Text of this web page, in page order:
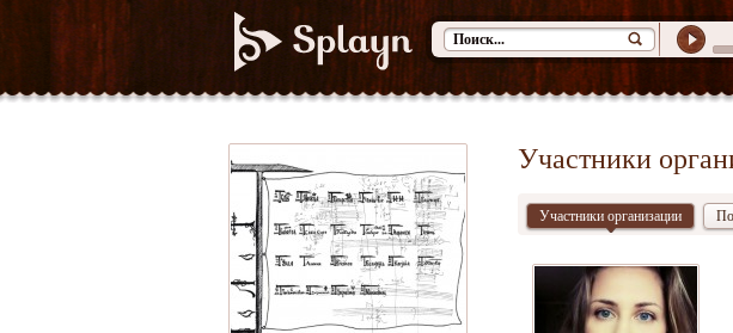
Участники
Участники организации